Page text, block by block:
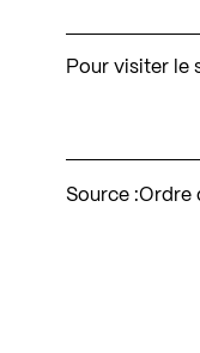
Pour visiter le
Source :Ordre